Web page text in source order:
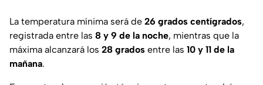
La temperatura mínima será de 26 grados centígrados,
registrada entre las 8 y 9 de la noche, mientras que la
máxima alcanzará los 28 grados entre las 10 y 11 de la
mañana.